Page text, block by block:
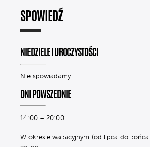
SPOWIEDŹ
NIEDZIELE I UROCZYSTOŚCI
Nie spowiadamy
DNI POWSZEDNIE
14:00 – 20:00
W okresie wakacyjnym (od lipca do